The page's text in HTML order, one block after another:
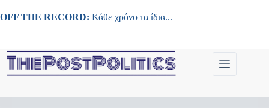
στο
OFF THE RECORD: Κάθε χρόνο τα ίδια...